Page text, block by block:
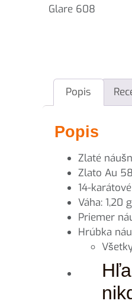
Popis
Popis
Zlaté
Zlato Au
14-
Váha: 1,20 g
Priemer
Hrúbka